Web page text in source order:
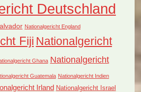
Deutschland
Nationalgericht England
Fiji Nationalgericht
Ghana Nationalgericht
Guatemala Nationalgericht Indien
Irland Nationalgericht Israel